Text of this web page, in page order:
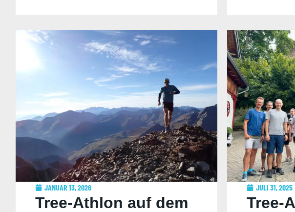
JANUAR 13, 2026
Tree-Athlon auf dem
JULI 31, 2025
Tree-